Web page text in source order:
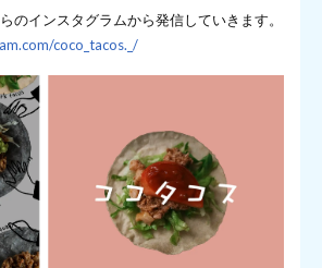
のインスタグラムから発信していきます。
coco_tacos._/